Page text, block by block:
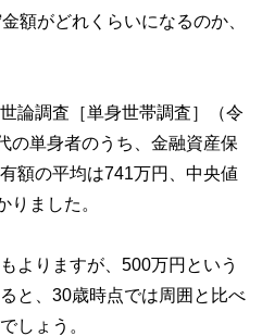
額がどれくらいになるのか、
論調査［単身世帯調査］（令
の単身者のうち、金融資産保
額の平均は741万円、中央値
りました。
よりますが、500万円という
と、30歳時点では周囲と比べ
しょう。